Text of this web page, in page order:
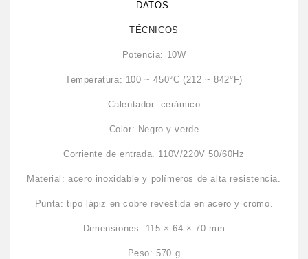
DATOS
TÉCNICOS
Potencia: 10W
Temperatura: 100 ~ 450°C (212 ~ 842°F)
Calentador: cerámico
Color: Negro y verde
Corriente de entrada. 110V/220V 50/60Hz
Material: acero inoxidable y polímeros de alta resistencia.
Punta: tipo lápiz en cobre revestida en acero y cromo.
Dimensiones: 115 × 64 × 70 mm
Peso: 570 g